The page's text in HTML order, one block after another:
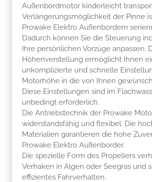
Außenbordmotor kinderleicht
Verlängerungsmöglichkeit der Pinne
Prowake Elektro Außenbordern
Dadurch können Sie die Steuerung
Ihre persönlichen Vorzüge anpassen.
Höhenverstellung ermöglicht Ihnen
unkomplizierte und schnelle
Motorhöhe in die von Ihnen
Diese Einstellungen sind im
unbedingt erforderlich.
Die Antriebstechnik der Prowake
widerstandsfähig und flexibel. Die
Materialien garantieren die hohe
Prowake Elektro Außenborder.
Die spezielle Form des Propellers
Verhaken in Algen oder Seegras und
effizientes Fahrverhalten.